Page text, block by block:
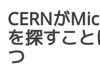
CERNが
を探すこ
つ